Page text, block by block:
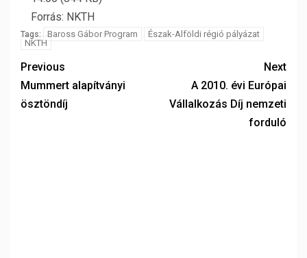
Forrás: NKTH
Tags: Baross Gábor Program
Észak-Alföldi régió pályázat
NKTH
Previous
Mummert alapítványi
ösztöndíj
Next
A 2010. évi Európai
Vállalkozás Díj nemzeti
forduló